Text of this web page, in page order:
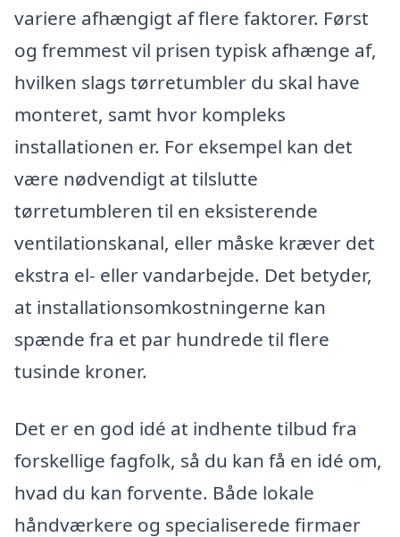
variere afhængigt af flere faktorer. Først
og fremmest vil prisen typisk afhænge af,
hvilken slags tørretumbler du skal have
monteret, samt hvor kompleks
installationen er. For eksempel kan det
være nødvendigt at tilslutte
tørretumbleren til en eksisterende
ventilationskanal, eller måske kræver det
ekstra el- eller vandarbejde. Det betyder,
at installationsomkostningerne kan
spænde fra et par hundrede til flere
tusinde kroner.
Det er en god idé at indhente tilbud fra
forskellige fagfolk, så du kan få en idé om,
hvad du kan forvente. Både lokale
håndværkere og specialiserede firmaer